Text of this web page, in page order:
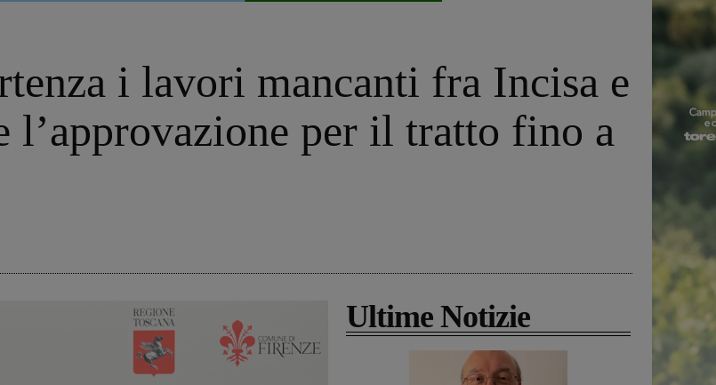
i lavori mancanti fra Incisa e
l’approvazione per il tratto fino a
Ultime Notizie